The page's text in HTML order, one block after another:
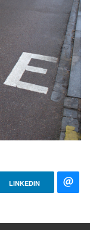
LINKEDIN